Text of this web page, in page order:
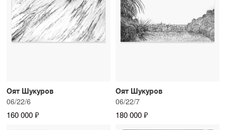
Сначала показать новинки
Оят Шукуров
06/22/6
160 000 ₽
Оят Шукуров
06/22/7
180 000 ₽